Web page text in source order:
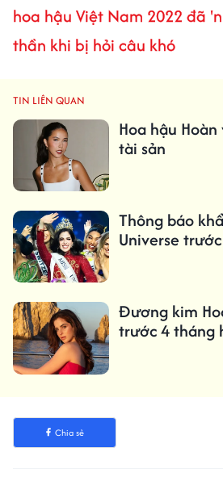
hoa hậu Việt Nam 2022 đã
thần khi bị hỏi câu khó
TIN LIÊN QUAN
Hoa hậu
tài sản
Thông báo
Universe
Đương kim
trước 4 tháng
Chia sẻ